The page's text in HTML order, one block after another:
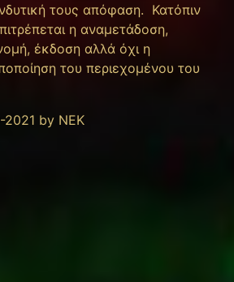
τους απόφαση. Κατόπιν
η αναμετάδοση,
έκδοση αλλά όχι η
του περιεχομένου του
by NEK